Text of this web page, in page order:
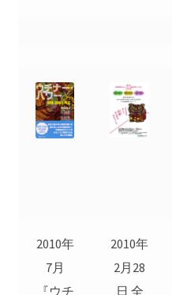
2010年
7月
『ウチ
2010年
2月28
日 全